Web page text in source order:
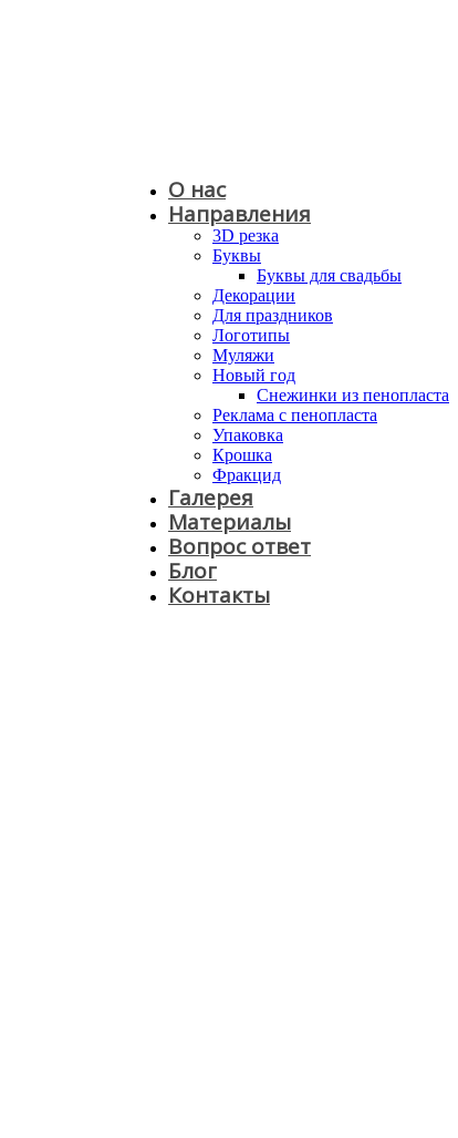
О нас
Направления
3D резка
Буквы
Буквы для свадьбы
Декорации
Для праздников
Логотипы
Муляжи
Новый год
Снежинки из пенопласта
Реклама с пенопласта
Упаковка
Крошка
Фракцид
Галерея
Материалы
Вопрос ответ
Блог
Контакты